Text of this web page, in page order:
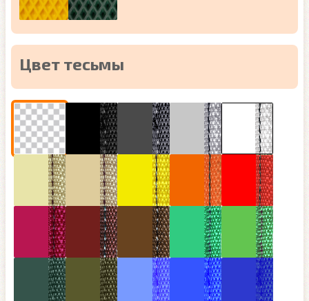
Цвет тесьмы